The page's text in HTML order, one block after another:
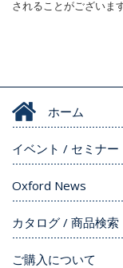
されることがございま
ホーム
イベント / セミナー
Oxford News
カタログ / 商品検索
ご購入について